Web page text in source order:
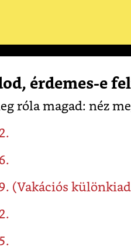
érdemes-e
róla magad: néz
(Vakációs